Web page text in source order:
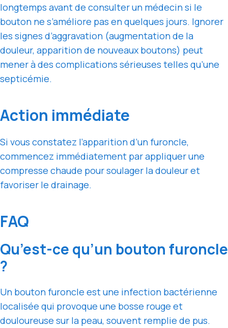
longtemps avant de consulter un médecin si le
bouton ne s’améliore pas en quelques jours. Ignorer
les signes d’aggravation (augmentation de la
douleur, apparition de nouveaux boutons) peut
mener à des complications sérieuses telles qu’une
septicémie.
Action immédiate
Si vous constatez l’apparition d’un furoncle,
commencez immédiatement par appliquer une
compresse chaude pour soulager la douleur et
favoriser le drainage.
FAQ
Qu’est-ce qu’un bouton furoncle
?
Un bouton furoncle est une infection bactérienne
localisée qui provoque une bosse rouge et
douloureuse sur la peau, souvent remplie de pus.